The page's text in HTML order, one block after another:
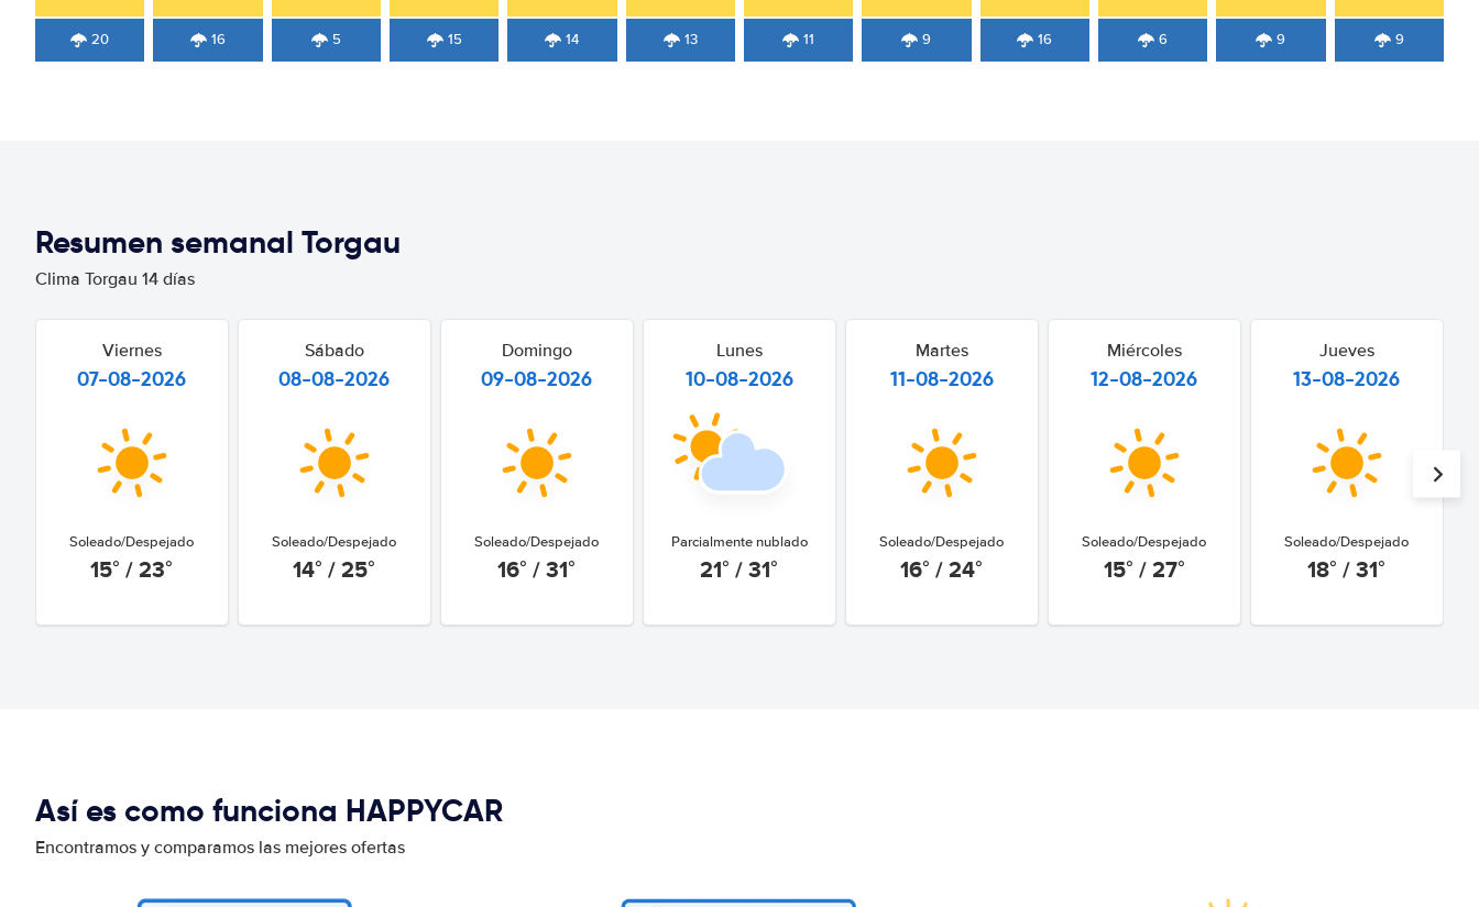
20 16 5 15 14 13 11 9 16 6 9 9
Resumen semanal Torgau
Clima Torgau 14 días
Viernes
07-08-2026
Soleado/Despejado
15° / 23°
Sábado
08-08-2026
Soleado/Despejado
14° / 25°
Domingo
09-08-2026
Soleado/Despejado
16° / 31°
Lunes
10-08-2026
Parcialmente nublado
21° / 31°
Martes
11-08-2026
Soleado/Despejado
16° / 24°
Miércoles
12-08-2026
Soleado/Despejado
15° / 27°
Jueves
13-08-2026
Soleado/Despejado
18° / 31°
Así es como funciona HAPPYCAR
Encontramos y comparamos las mejores ofertas